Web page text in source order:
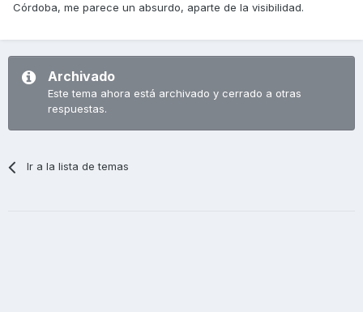
Córdoba, me parece un absurdo, aparte de la visibilidad.
Archivado
Este tema ahora está archivado y cerrado a otras
respuestas.
Ir a la lista de temas